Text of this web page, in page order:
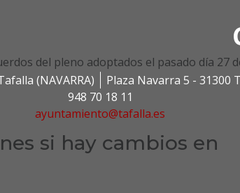
(NAVARRA)
Plaza Navarra 5 - 31300
948 70 18 11
ayuntamiento@tafalla.es
del pleno adoptados el pasado día 27
si hay cambios en